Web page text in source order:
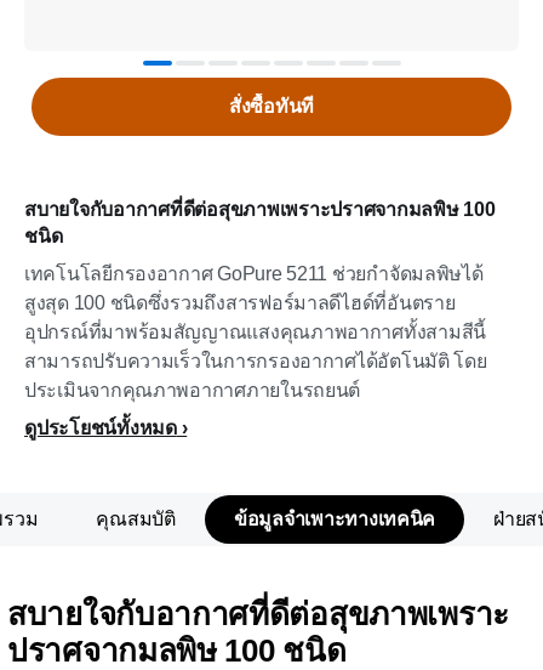
สบายใจกับอากาศที่ดีต่อสุขภาพเพราะปราศจากมลพิษ 100
ชนิด
เทคโนโลยีกรองอากาศ GoPure 5211 ช่วยกำจัดมลพิษได้
สูงสุด 100 ชนิดซึ่งรวมถึงสารฟอร์มาลดีไฮด์ที่อันตราย
อุปกรณ์ที่มาพร้อมสัญญาณแสงคุณภาพอากาศทั้งสามสีนี้
สามารถปรับความเร็วในการกรองอากาศได้อัตโนมัติ โดย
ประเมินจากคุณภาพอากาศภายในรถยนต์
ดูประโยชน์ทั้งหมด
สั่งซื้อทันที
วม คุณสมบัติ ข้อมูลจำเพาะทางเทคนิค ฝ่าย
สบายใจกับอากาศที่ดีต่อสุขภาพเพราะ
ปราศจากมลพิษ 100 ชนิด